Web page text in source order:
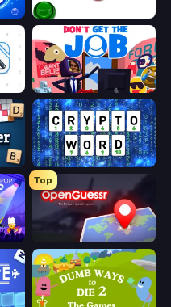
The Idiot Test
Don't Get the Job
Cryptoword
Top
OpenGuessr - Geo Guessing